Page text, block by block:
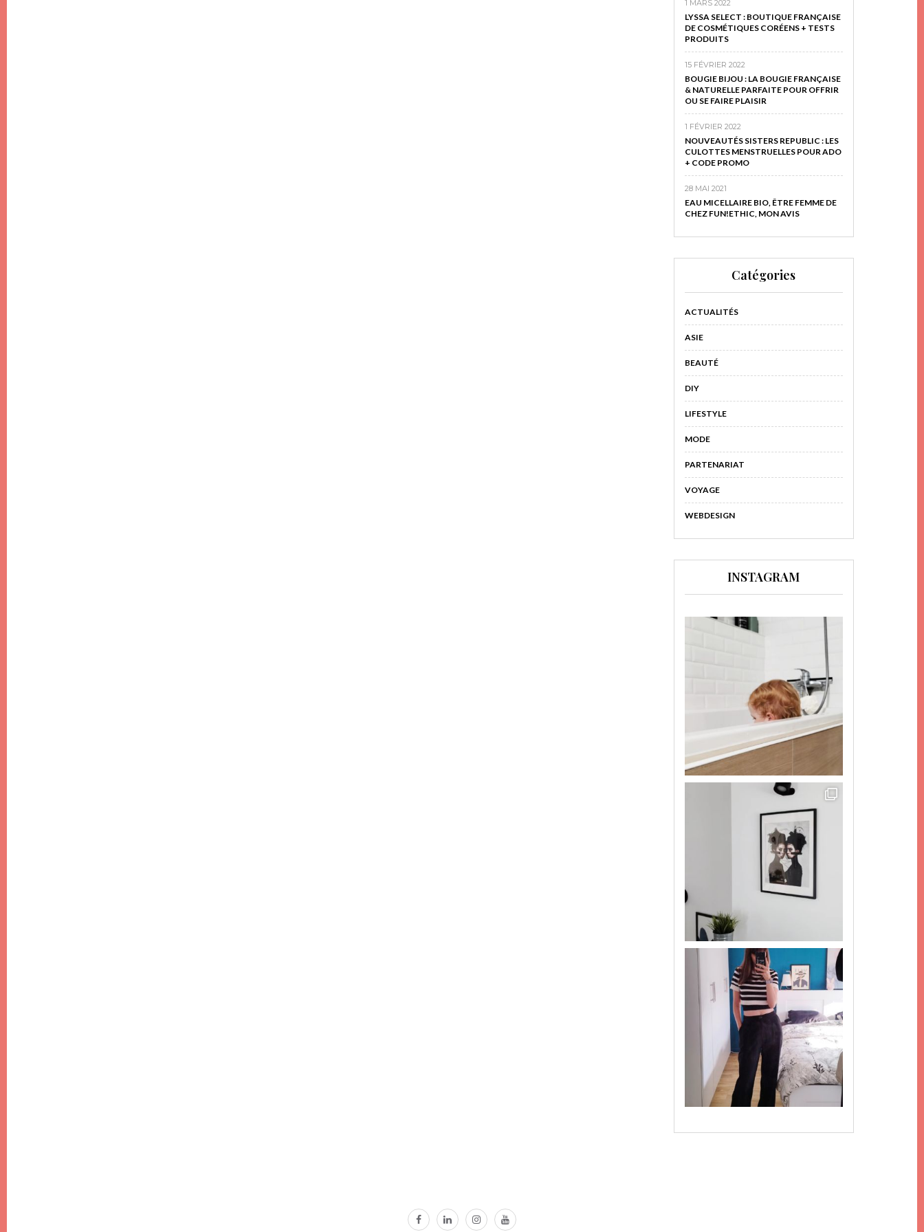
1 MARS 2022
LYSSA SELECT : BOUTIQUE FRANÇAISE
DE COSMÉTIQUES CORÉENS + TESTS
PRODUITS
15 FÉVRIER 2022
BOUGIE BIJOU : LA BOUGIE FRANÇAISE
& NATURELLE PARFAITE POUR OFFRIR
OU SE FAIRE PLAISIR
1 FÉVRIER 2022
NOUVEAUTÉS SISTERS REPUBLIC : LES
CULOTTES MENSTRUELLES POUR ADO
+ CODE PROMO
28 MAI 2021
EAU MICELLAIRE BIO, ÊTRE FEMME DE
CHEZ FUN!ETHIC, MON AVIS
Catégories
ACTUALITÉS
ASIE
BEAUTÉ
DIY
LIFESTYLE
MODE
PARTENARIAT
VOYAGE
WEBDESIGN
INSTAGRAM